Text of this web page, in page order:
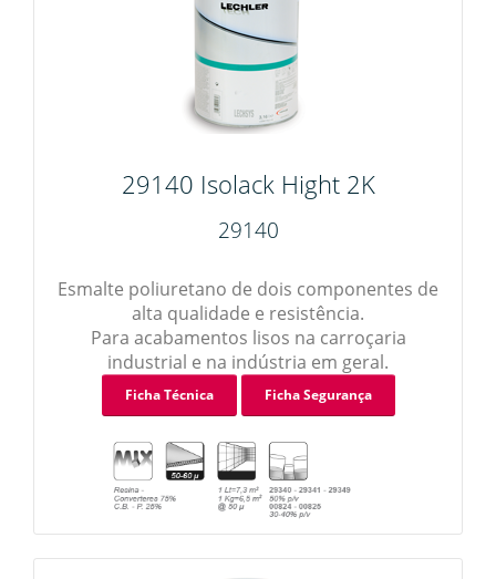
29140 Isolack Hight 2K
29140
Esmalte poliuretano de dois componentes de
alta qualidade e resistência.
Para acabamentos lisos na carroçaria
industrial e na indústria em geral.
Ficha Técnica Ficha Segurança